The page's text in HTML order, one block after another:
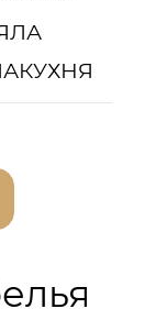
КУХНЯ